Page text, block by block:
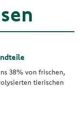
38% von frischen,
tierischen